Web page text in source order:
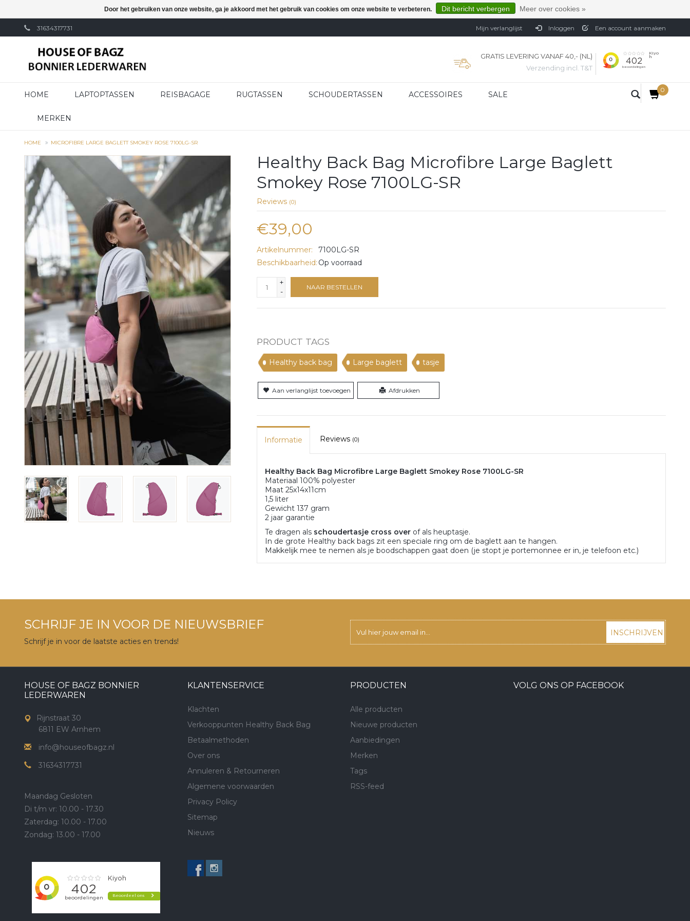
31634317731 Mijn verlanglijst Inloggen Een account aanmaken
GRATIS LEVERING VANAF 40,- (NL)
Verzending incl. T&T
HOME LAPTOPTASSEN REISBAGAGE RUGTASSEN SCHOUDERTASSEN ACCESSOIRES SALE
MERKEN
0
HOME MICROFIBRE LARGE BAGLETT SMOKEY ROSE 7100LG-SR
Healthy Back Bag Microfibre Large Baglett
Smokey Rose 7100LG-SR
Reviews (0)
€39,00
Artikelnummer:
7100LG-SR
Beschikbaarheid: Op voorraad
+
-
NAAR BESTELLEN
PRODUCT TAGS
Healthy back bag Large baglett tasje
Aan verlanglijst toevoegen Afdrukken
Informatie Reviews (0)
Healthy Back Bag Microfibre Large Baglett Smokey Rose 7100LG-SR
Materiaal 100% polyester
Maat 25x14x11cm
1,5 liter
Gewicht 137 gram
2 jaar garantie
Te dragen als schoudertasje cross over of als heuptasje.
In de grote Healthy back bags zit een speciale ring om de baglett aan te hangen.
Makkelijk mee te nemen als je boodschappen gaat doen (je stopt je portemonnee er in, je telefoon etc.)
SCHRIJF JE IN VOOR DE NIEUWSBRIEF
Schrijf je in voor de laatste acties en trends!
INSCHRIJVEN
HOUSE OF BAGZ BONNIER
LEDERWAREN
Rijnstraat 30
6811 EW Arnhem
info@houseofbagz.nl
31634317731
Maandag Gesloten
Di t/m vr: 10.00 - 17.30
Zaterdag: 10.00 - 17.00
Zondag: 13.00 - 17.00
KLANTENSERVICE
Klachten
Verkooppunten Healthy Back Bag
Betaalmethoden
Over ons
Annuleren & Retourneren
Algemene voorwaarden
Privacy Policy
Sitemap
Nieuws
PRODUCTEN
Alle producten
Nieuwe producten
Aanbiedingen
Merken
Tags
RSS-feed
VOLG ONS OP FACEBOOK
Door het gebruiken van onze website, ga je akkoord met het gebruik van cookies om onze website te verbeteren. Dit bericht verbergen Meer over cookies »